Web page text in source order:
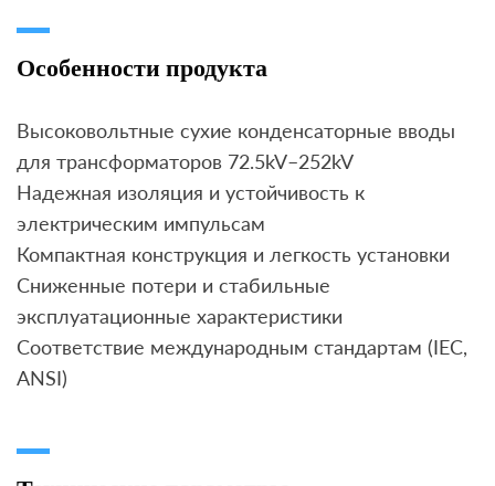
Особенности продукта
Высоковольтные сухие конденсаторные вводы
для трансформаторов 72.5kV–252kV
Надежная изоляция и устойчивость к
электрическим импульсам
Компактная конструкция и легкость установки
Сниженные потери и стабильные
эксплуатационные характеристики
Соответствие международным стандартам (IEC,
ANSI)